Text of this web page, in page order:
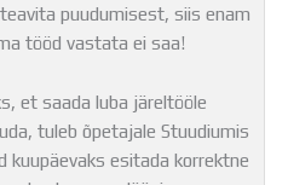
puudumisest, siis enam
tööd vastata ei saa!
et saada luba järeltööle
tuleb õpetajale Stuudiumis
kuupäevaks esitada korrektne